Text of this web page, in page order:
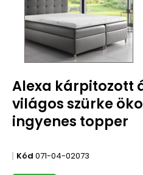
Alexa kárpitozott
világos szürke
ingyenes topper
Kód 071-04-02073